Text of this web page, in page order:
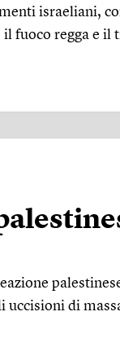
israeliani,
il fuoco regga e il
uccisioni di